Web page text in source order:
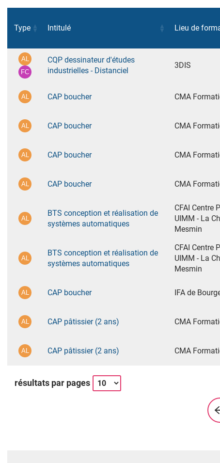
Type Intitulé Lieu de
CQP dessinateur d'études
industrielles - Distanciel
3DIS
CAP boucher CMA
CAP boucher CMA
CAP boucher CMA
CAP boucher CMA
BTS conception et réalisation de
systèmes automatiques
CFAI Centre
UIMM - La
Mesmin
BTS conception et réalisation de
systèmes automatiques
CFAI Centre
UIMM - La
Mesmin
CAP boucher IFA de
CAP pâtissier (2 ans) CMA
CAP pâtissier (2 ans) CMA
résultats par pages